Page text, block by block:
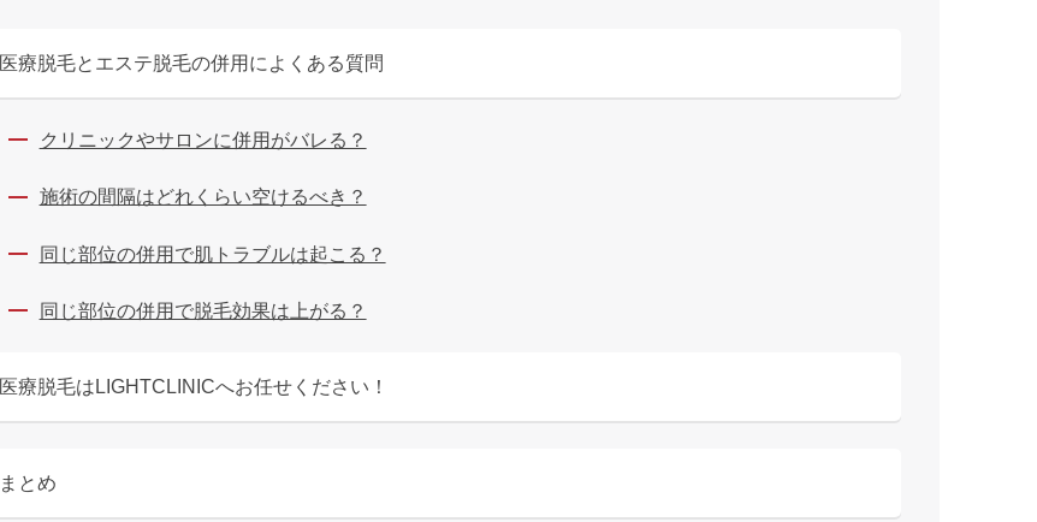
医療脱毛とエステ脱毛の併用によくある質問
クリニックやサロンに併用がバレる？
施術の間隔はどれくらい空けるべき？
同じ部位の併用で肌トラブルは起こる？
同じ部位の併用で脱毛効果は上がる？
医療脱毛はLIGHTCLINICへお任せください！
まとめ